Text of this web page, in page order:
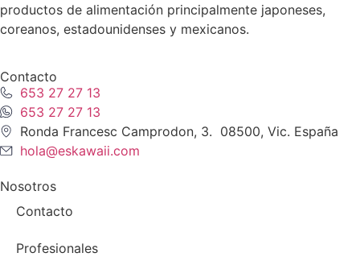
productos de alimentación principalmente japoneses,
coreanos, estadounidenses y mexicanos.
Contacto
653 27 27 13
653 27 27 13
Ronda Francesc Camprodon, 3. 08500, Vic. España
hola@eskawaii.com
Nosotros
Contacto
Profesionales